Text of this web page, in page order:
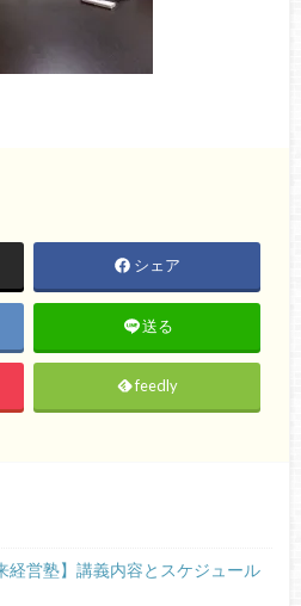
シェア
送る
feedly
経営塾】講義内容とスケジュール